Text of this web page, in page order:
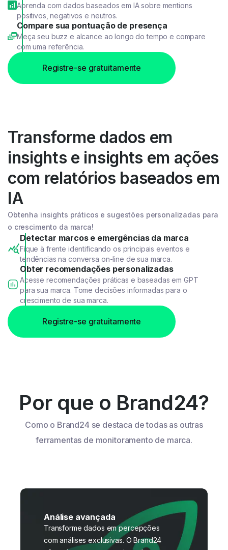
Aprenda com dados baseados em IA sobre mentions
positivos, negativos e neutros.
Compare sua pontuação de presença
Meça seu buzz e alcance ao longo do tempo e compare
com uma referência.
Registre-se gratuitamente
Transforme dados em
insights e insights em ações
com relatórios baseados em
IA
Obtenha insights práticos e sugestões personalizadas para
o crescimento da marca!
Detectar marcos e emergências da marca
Fique à frente identificando os principais eventos e
tendências na conversa on-line de sua marca.
Obter recomendações personalizadas
Acesse recomendações práticas e baseadas em GPT
para sua marca. Tome decisões informadas para o
crescimento de sua marca.
Registre-se gratuitamente
Por que o Brand24?
Como o Brand24 se destaca de todas as outras
ferramentas de monitoramento de marca.
Análise avançada
Transforme dados em percepções
com análises exclusivas. O Brand24